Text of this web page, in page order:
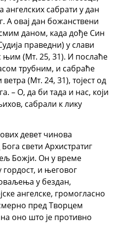
ангелских сабрати у дан
А овај дан божанствени
даном, када дође Син
праведни) у слави
њим (Мт. 25, 31). И послаће
трубним, и сабраће
(Мт. 24, 31), тојест од
– О, да би тада и нас, који
сабрали к лику
девет чинова
свети Архистратиг
Божји. Он у време
гордост, и његовог
у бездан,
ангелске, громогласно
пред Творцем
оно што је противно